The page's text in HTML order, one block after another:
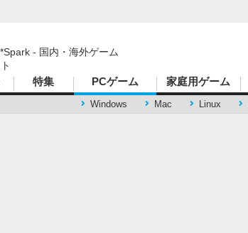
特集 PCゲーム
Windows Mac Linux
家庭用ゲーム